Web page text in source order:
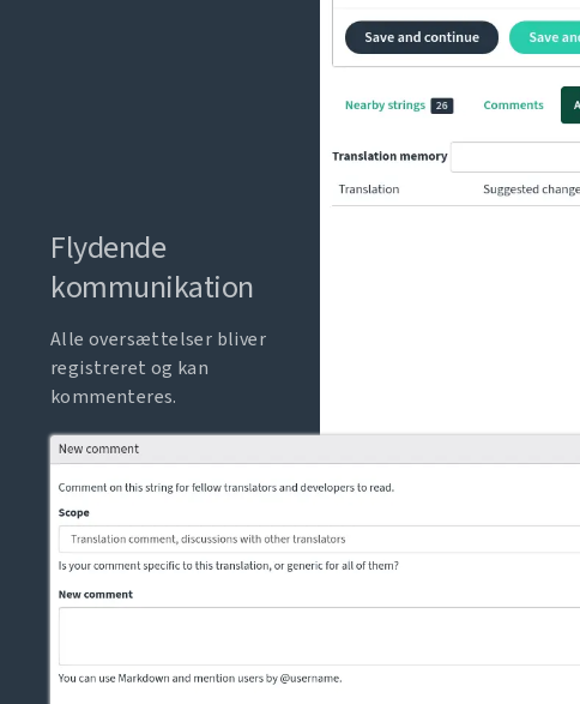
Flydende
kommunikation
Alle oversættelser bliver
registreret og kan
kommenteres.